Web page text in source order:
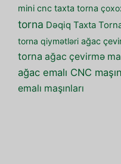
mini cnc taxta torna
torna Dəqiq Taxta
torna qiymətləri ağac
torna ağac çevirmə
ağac emalı CNC
emalı maşınları